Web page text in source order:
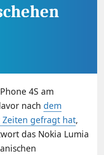
4S am
nach dem
gefragt hat,
das Nokia Lumia